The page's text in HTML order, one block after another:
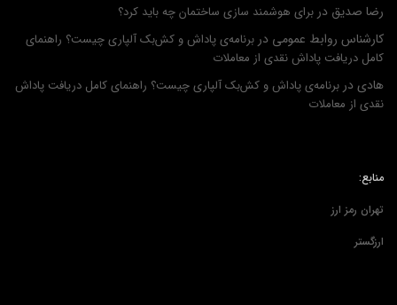
رضا صدیق در برای هوشمند سازی ساختمان چه باید کرد؟
کارشناس روابط عمومی در برنامه‌ی پاداش و کش‌بک آلپاری چیست؟ راهنمای
کامل دریافت پاداش نقدی از معاملات
هادی در برنامه‌ی پاداش و کش‌بک آلپاری چیست؟ راهنمای کامل دریافت پاداش
نقدی از معاملات
منابع:
تهران رمز ارز
ارزگستر